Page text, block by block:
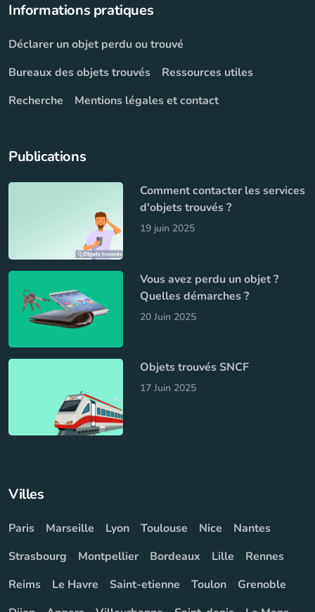
Informations pratiques
Déclarer un objet perdu ou trouvé
Bureaux des objets trouvés
Ressources utiles
Recherche
Mentions légales et contact
Publications
Comment contacter les services
d'objets trouvés ?
19 juin 2025
Vous avez perdu un objet ?
Quelles démarches ?
20 Juin 2025
Objets trouvés SNCF
17 Juin 2025
Villes
Paris Marseille Lyon Toulouse Nice
Nantes
Strasbourg
Montpellier Bordeaux Lille
Rennes
Reims
Le Havre Saint-etienne Toulon
Grenoble